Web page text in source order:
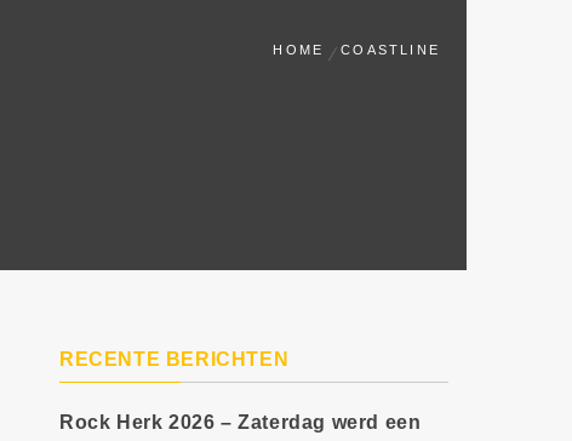
HOME COASTLINE
RECENTE BERICHTEN
Rock Herk 2026 – Zaterdag werd een